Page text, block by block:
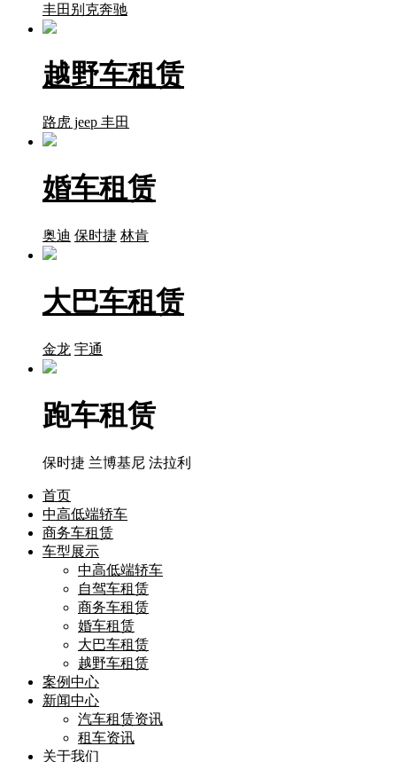
丰田 别克奔驰
越野车租赁
路虎 jeep 丰田
婚车租赁
奥迪 保时捷 林肯
大巴车租赁
金龙 宇通
跑车租赁
保时捷 兰博基尼 法拉利
首页
中高低端轿车
商务车租赁
车型展示
中高低端轿车
自驾车租赁
商务车租赁
婚车租赁
大巴车租赁
越野车租赁
案例中心
新闻中心
汽车租赁资讯
租车资讯
关于我们